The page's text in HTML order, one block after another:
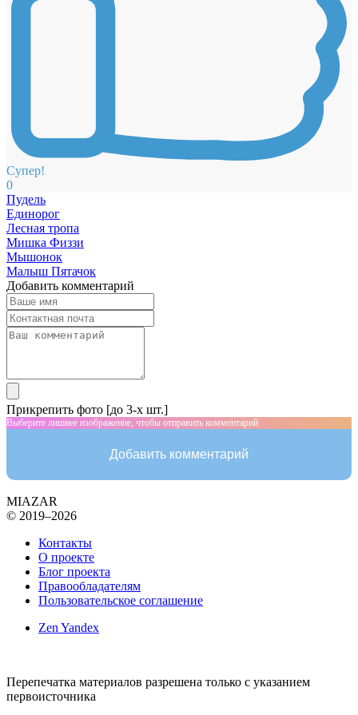
Супер!
0
Пудель
Единорог
Лесная тропа
Мишка Физзи
Мышонок
Малыш Пятачок
Добавить комментарий
Прикрепить фото [до 3-х шт.]
Выберите лишнее изображение, чтобы отправить комментарий
Добавить комментарий
MIAZAR
© 2019–2026
Контакты
О проекте
Блог проекта
Правообладателям
Пользовательское соглашение
Zen Yandex
Перепечатка материалов разрешена только с указанием
первоисточника